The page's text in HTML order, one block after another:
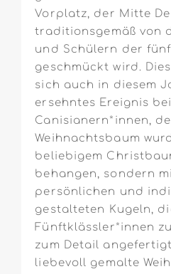
Vorplatz, der Mitte
traditionsgemäß von
und Schülern der
geschmückt wird.
sich auch in diesem
ersehntes Ereignis
Canisianern*innen,
Weihnachtsbaum
beliebigem
behangen, sondern
persönlichen und
gestalteten Kugeln,
Fünftklässler*innen
zum Detail
liebevoll gemalte